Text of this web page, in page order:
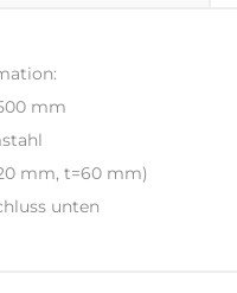
mm
mm, t=60 mm)
unten